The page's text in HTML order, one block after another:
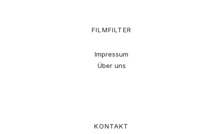
FILMFILTER
Impressum
Über uns
KONTAKT